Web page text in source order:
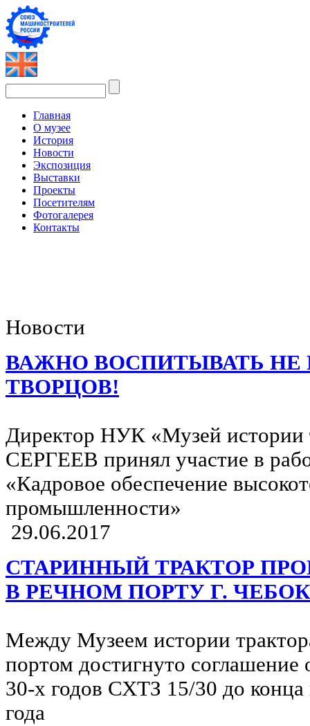
Главная
О музее
История
Новости
Экспозиция
Выставки
Проекты
Посетителям
Фотогалерея
Контакты
Новости
ВАЖНО ВОСПИТЫВАТЬ НЕ
ТВОРЦОВ!
Директор НУК «Музей истории
СЕРГЕЕВ принял участие в
«Кадровое обеспечение
промышленности»
29.06.2017
СТАРИННЫЙ ТРАКТОР
В РЕЧНОМ ПОРТУ Г.
Между Музеем истории
портом достигнуто
30-х годов СХТЗ 15/30 до конца
года